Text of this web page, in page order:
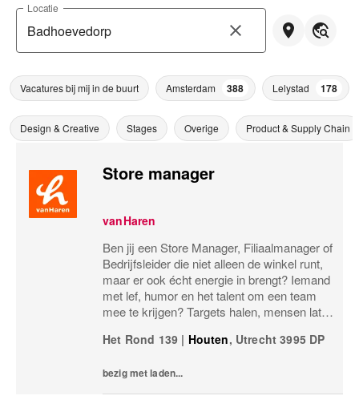
Locatie
Vacatures bij mij in de buurt Amsterdam 388 Lelystad 178
Design & Creative Stages Overige Product & Supply Chain
Store manager
vanHaren
Ben jij een Store Manager, Filiaalmanager of
Bedrijfsleider die niet alleen de winkel runt,
maar er ook écht energie in brengt? Iemand
met lef, humor en het talent om een team
mee te krijgen? Targets halen, mensen laten
please! Dan zoeken wij jou.Bij...
Het Rond 139 | Houten, Utrecht 3995 DP
bezig met laden...